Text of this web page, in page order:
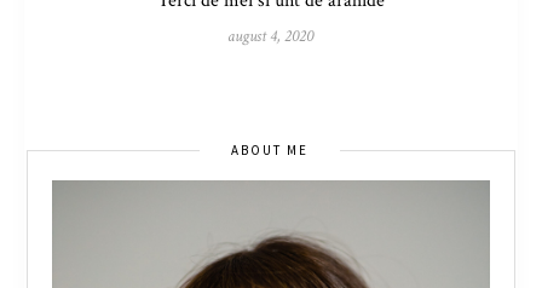
august 4, 2020
ABOUT ME